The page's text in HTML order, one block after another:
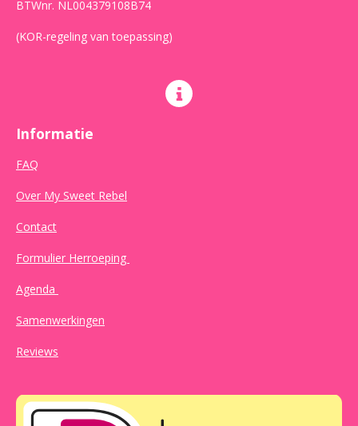
BTWnr. NL004379108B74
(KOR-regeling van toepassing)
Informatie
FAQ
Over My Sweet Rebel
Contact
Formulier Herroeping
Agenda
Samenwerkingen
Reviews